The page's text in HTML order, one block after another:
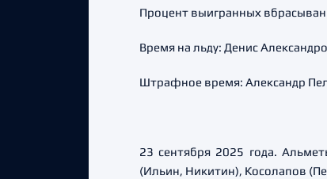
Процент выигранных
Время на льду: Денис
Штрафное время: Александр
23 сентября 2025 года.
(Ильин, Никитин), Косолапов